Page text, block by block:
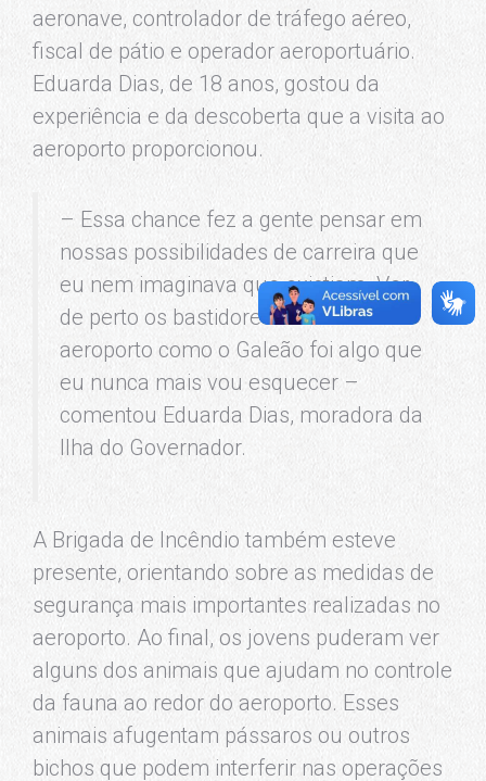
aeronave, controlador de tráfego aéreo,
fiscal de pátio e operador aeroportuário.
Eduarda Dias, de 18 anos, gostou da
experiência e da descoberta que a visita ao
aeroporto proporcionou.
– Essa chance fez a gente pensar em
nossas possibilidades de carreira que
eu nem imaginava que existiam. Ver
de perto os bastidores de um
aeroporto como o Galeão foi algo que
eu nunca mais vou esquecer –
comentou Eduarda Dias, moradora da
Ilha do Governador.
A Brigada de Incêndio também esteve
presente, orientando sobre as medidas de
segurança mais importantes realizadas no
aeroporto. Ao final, os jovens puderam ver
alguns dos animais que ajudam no controle
da fauna ao redor do aeroporto. Esses
animais afugentam pássaros ou outros
bichos que podem interferir nas operações